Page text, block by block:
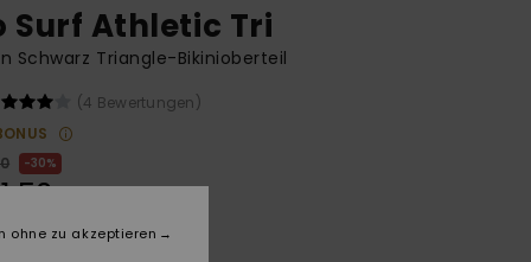
Surf Athletic Tri
Schwarz Triangle-Bikinioberteil
(4 Bewertungen)
30%
ohne zu akzeptieren